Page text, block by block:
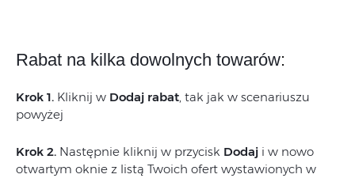
Rabat na kilka dowolnych towarów:
Krok 1. Kliknij w Dodaj rabat, tak jak w scenariuszu
powyżej
Krok 2. Następnie kliknij w przycisk Dodaj i w nowo
otwartym oknie z listą Twoich ofert wystawionych w